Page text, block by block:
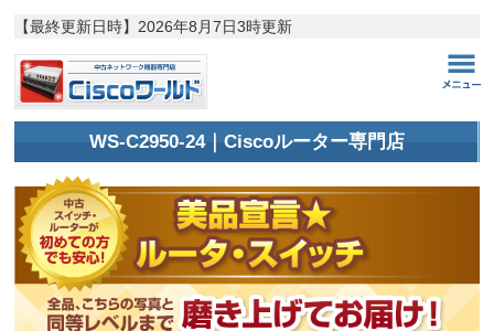
【最終更新日時】2026年8月7日3時更新
WS-C2950-24｜Ciscoルーター専門店